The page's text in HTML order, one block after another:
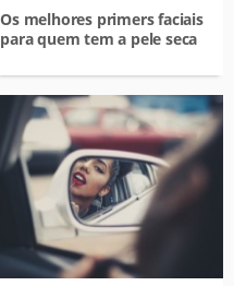
Os melhores primers faciais
para quem tem a pele seca